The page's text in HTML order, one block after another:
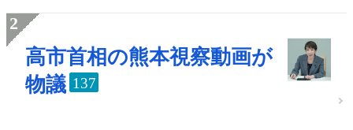
高市首相の熊本視察動画が
物議 137